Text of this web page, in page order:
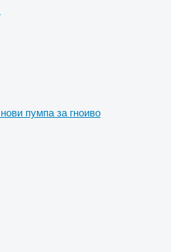
нови пумпа за гноиво